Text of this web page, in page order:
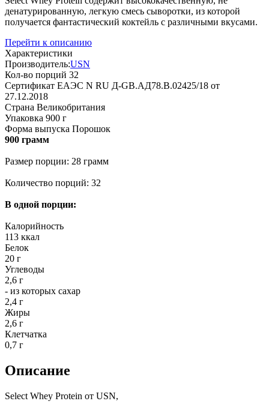
денатурированную, легкую смесь сыворотки, из которой
получается фантастический коктейль с различными вкусами.
Перейти к описанию
Характеристики
Производитель:USN
Кол-во порций 32
Сертификат EAЭС N RU Д-GB.АД78.B.02425/18 от
27.12.2018
Страна Великобритания
Упаковка 900 г
Форма выпуска Порошок
900 грамм
Размер порции: 28 грамм
Количество порций: 32
В одной порции:
Калорийность
113 ккал
Белок
20 г
Углеводы
2,6 г
- из которых сахар
2,4 г
Жиры
2,6 г
Клетчатка
0,7 г
Описание
Select Whey Protein от USN,